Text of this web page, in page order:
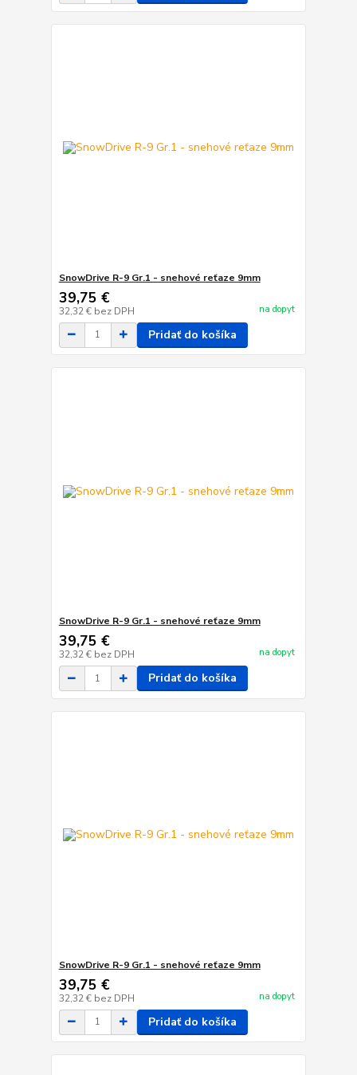
SnowDrive R-9 Gr.1 - snehové reťaze 9mm
39,75 €
32,32 € bez DPH na dopyt
Pridať do košíka
SnowDrive R-9 Gr.1 - snehové reťaze 9mm
39,75 €
32,32 € bez DPH na dopyt
Pridať do košíka
SnowDrive R-9 Gr.1 - snehové reťaze 9mm
39,75 €
32,32 € bez DPH na dopyt
Pridať do košíka